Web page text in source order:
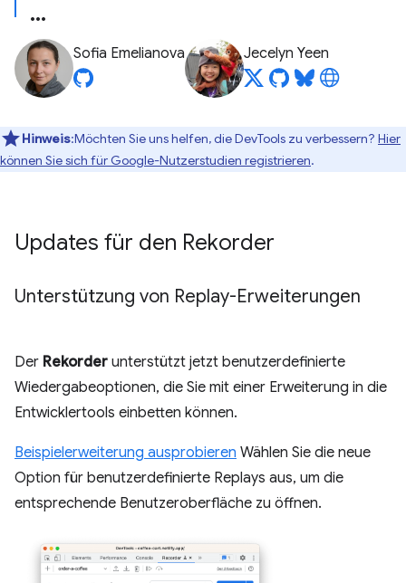
Sofia Emelianova Jecelyn Yeen
Hinweis:Möchten Sie uns helfen, die DevTools zu verbessern? Hier
können Sie sich für Google-Nutzerstudien registrieren.
Updates für den Rekorder
Unterstützung von Replay-Erweiterungen
Der Rekorder unterstützt jetzt benutzerdefinierte
Wiedergabeoptionen, die Sie mit einer Erweiterung in die
Entwicklertools einbetten können.
Beispielerweiterung ausprobieren Wählen Sie die neue
Option für benutzerdefinierte Replays aus, um die
entsprechende Benutzeroberfläche zu öffnen.